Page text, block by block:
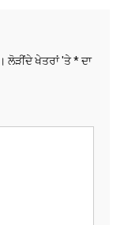
ਲੋੜੀਂਦੇ ਖੇਤਰਾਂ 'ਤੇ *